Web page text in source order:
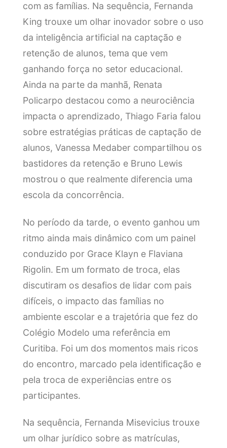
com as famílias. Na sequência, Fernanda
King trouxe um olhar inovador sobre o uso
da inteligência artificial na captação e
retenção de alunos, tema que vem
ganhando força no setor educacional.
Ainda na parte da manhã, Renata
Policarpo destacou como a neurociência
impacta o aprendizado, Thiago Faria falou
sobre estratégias práticas de captação de
alunos, Vanessa Medaber compartilhou os
bastidores da retenção e Bruno Lewis
mostrou o que realmente diferencia uma
escola da concorrência.
No período da tarde, o evento ganhou um
ritmo ainda mais dinâmico com um painel
conduzido por Grace Klayn e Flaviana
Rigolin. Em um formato de troca, elas
discutiram os desafios de lidar com pais
difíceis, o impacto das famílias no
ambiente escolar e a trajetória que fez do
Colégio Modelo uma referência em
Curitiba. Foi um dos momentos mais ricos
do encontro, marcado pela identificação e
pela troca de experiências entre os
participantes.
Na sequência, Fernanda Misevicius trouxe
um olhar jurídico sobre as matrículas,